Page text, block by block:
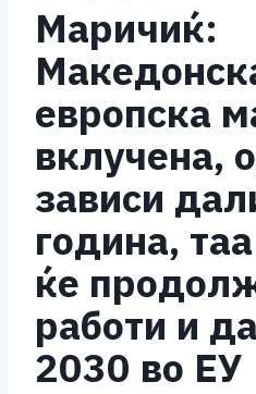
Маричиќ:
европска
вклучена,
зависи
година,
ќе
работи и
2030 во ЕУ